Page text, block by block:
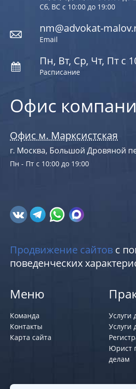
Офис
Офис м. Марксистская
г. Москва, Большой Дровяной
Пн - Пт с 10:00 до 19:00
Сб, ВС с 10:00 до 19:00
nm@advokat-
Email
Пн, Вт, Ср, Чт, Пт с
Расписание
Продвижение сайтов с
поведенческих
Меню
Команда
Контакты
Карта сайта
Услуги
Услуги
Юрист
делам